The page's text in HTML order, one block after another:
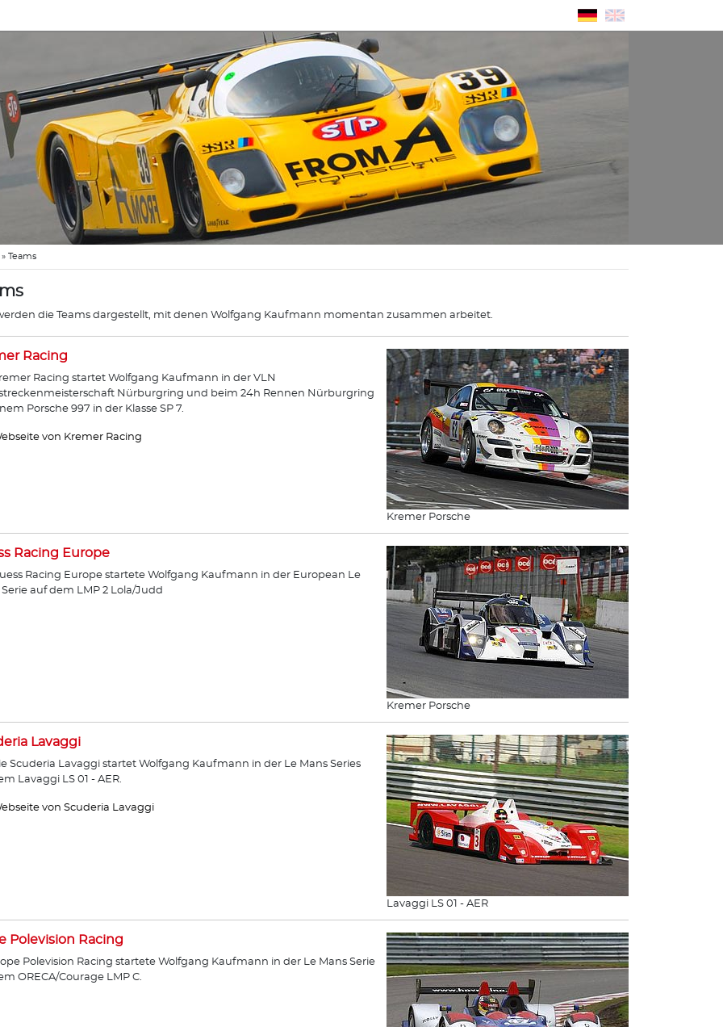
» Teams
die Teams dargestellt, mit denen Wolfgang Kaufmann momentan zusammen arbeitet.
Kremer Porsche
Racing
Racing startet Wolfgang Kaufmann in der VLN
Nürburgring und beim 24h Rennen Nürburgring
Porsche 997 in der Klasse SP 7.
von Kremer Racing
Kremer Porsche
Racing Europe
Racing Europe startete Wolfgang Kaufmann in der European Le
Serie auf dem LMP 2 Lola/Judd
Lavaggi LS 01 - AER
Lavaggi
Scuderia Lavaggi startet Wolfgang Kaufmann in der Le Mans Series
Lavaggi LS 01 - AER.
von Scuderia Lavaggi
Polevision Racing
Polevision Racing startete Wolfgang Kaufmann in der Le Mans Serie
ORECA/Courage LMP C.